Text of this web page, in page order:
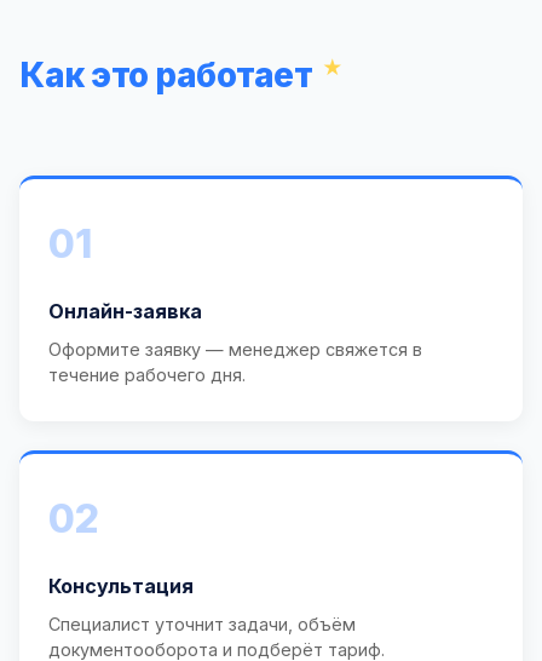
Как это работает
01
Онлайн-заявка
Оформите заявку — менеджер свяжется в
течение рабочего дня.
02
Консультация
Специалист уточнит задачи, объём
документооборота и подберёт тариф.